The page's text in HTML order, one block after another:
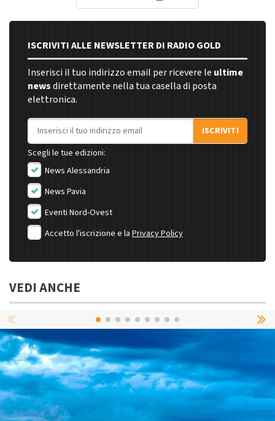
ISCRIVITI ALLE NEWSLETTER DI RADIO GOLD
Inserisci il tuo indirizzo email per ricevere le ultime
newsdirettamente nella tua casella di posta
elettronica.
Indirizzo email
ISCRIVITI
Scegli le tue edizioni:
News Alessandria
News Pavia
Eventi Nord-Ovest
Accetto l'iscrizione e la Privacy Policy
VEDI ANCHE